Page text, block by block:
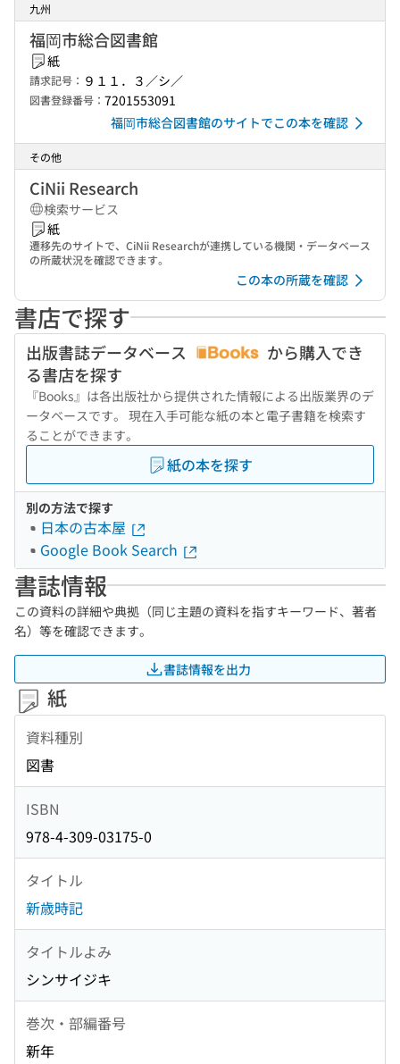
九州
福岡市総合図書館
紙
請求記号： ９１１．３／シ／
図書登録番号： 7201553091
福岡市総合図書館のサイトでこの本を確認
その他
CiNii Research
検索サービス
紙
遷移先のサイトで、CiNii Researchが連携している機関・データベース
の所蔵状況を確認できます。
この本の所蔵を確認
書店で探す
出版書誌データベース
から購入でき
る書店を探す
『Books』は各出版社から提供された情報による出版業界のデ
ータベースです。 現在入手可能な紙の本と電子書籍を検索す
ることができます。
紙の本を探す
別の方法で探す
日本の古本屋
Google Book Search
書誌情報
この資料の詳細や典拠（同じ主題の資料を指すキーワード、著者
名）等を確認できます。
書誌情報を出力
紙
資料種別
図書
ISBN
978-4-309-03175-0
タイトル
新歳時記
タイトルよみ
シンサイジキ
巻次・部編番号
新年